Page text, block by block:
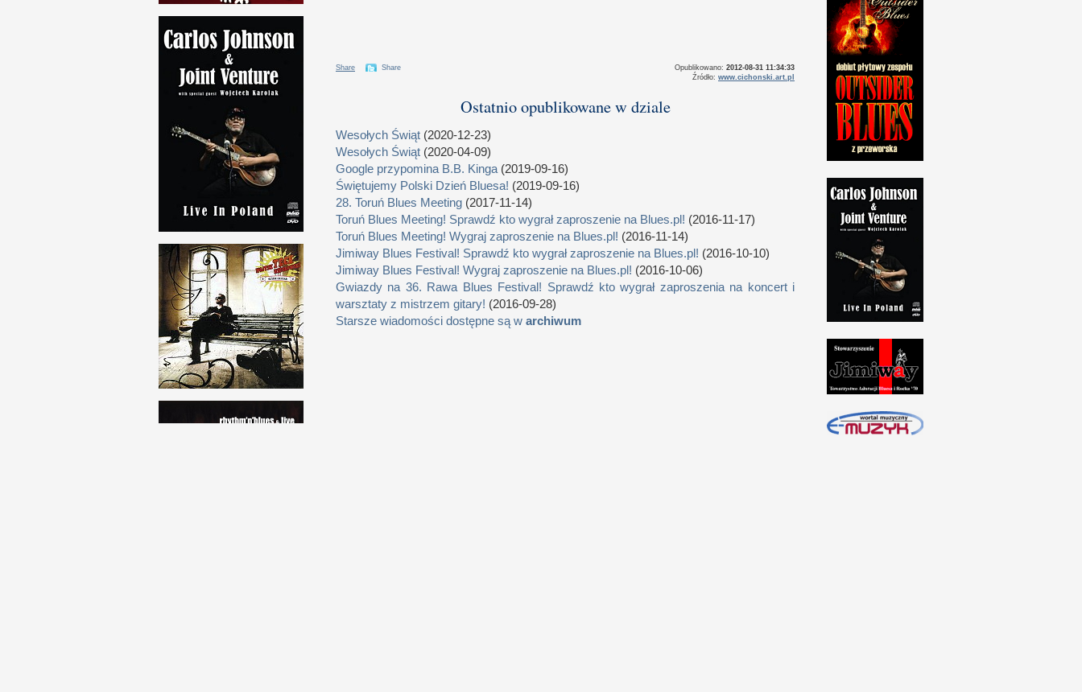
Share Share Opublikowano: 2012-08-31 11:34:33
Źródło: www.cichonski.art.pl
Ostatnio opublikowane w dziale
Wesołych Świąt (2020-12-23)
Wesołych Świąt (2020-04-09)
Google przypomina B.B. Kinga (2019-09-16)
Świętujemy Polski Dzień Bluesa! (2019-09-16)
28. Toruń Blues Meeting (2017-11-14)
Toruń Blues Meeting! Sprawdź kto wygrał zaproszenie na Blues.pl! (2016-11-17)
Toruń Blues Meeting! Wygraj zaproszenie na Blues.pl! (2016-11-14)
Jimiway Blues Festival! Sprawdź kto wygrał zaproszenie na Blues.pl! (2016-10-10)
Jimiway Blues Festival! Wygraj zaproszenie na Blues.pl! (2016-10-06)
Gwiazdy na 36. Rawa Blues Festival! Sprawdź kto wygrał zaproszenia na koncert i
warsztaty z mistrzem gitary! (2016-09-28)
Starsze wiadomości dostępne są w archiwum